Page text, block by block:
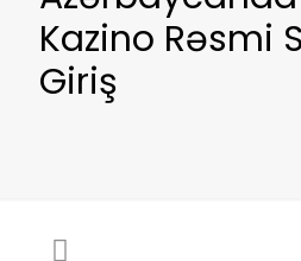
Kazino Rəsmi
Giriş